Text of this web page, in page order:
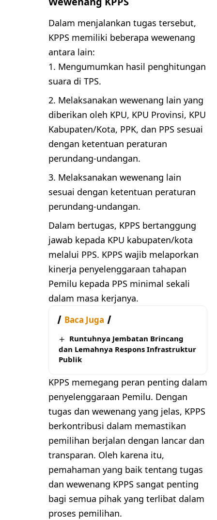
Dalam menjalankan tugas tersebut,
KPPS memiliki beberapa wewenang
antara lain:
Mengumumkan hasil penghitungan
suara di TPS.
Melaksanakan wewenang lain yang
diberikan oleh KPU, KPU Provinsi, KPU
Kabupaten/Kota, PPK, dan PPS sesuai
dengan ketentuan peraturan
perundang-undangan.
Melaksanakan wewenang lain
sesuai dengan ketentuan peraturan
perundang-undangan.
Dalam bertugas, KPPS bertanggung
jawab kepada KPU kabupaten/kota
melalui PPS. KPPS wajib melaporkan
kinerja penyelenggaraan tahapan
Pemilu kepada PPS minimal sekali
dalam masa kerjanya.
Baca Juga
Runtuhnya Jembatan Brincang
dan Lemahnya Respons Infrastruktur
Publik
KPPS memegang peran penting dalam
penyelenggaraan Pemilu. Dengan
tugas dan wewenang yang jelas, KPPS
berkontribusi dalam memastikan
pemilihan berjalan dengan lancar dan
transparan. Oleh karena itu,
pemahaman yang baik tentang tugas
dan wewenang KPPS sangat penting
bagi semua pihak yang terlibat dalam
proses pemilihan.